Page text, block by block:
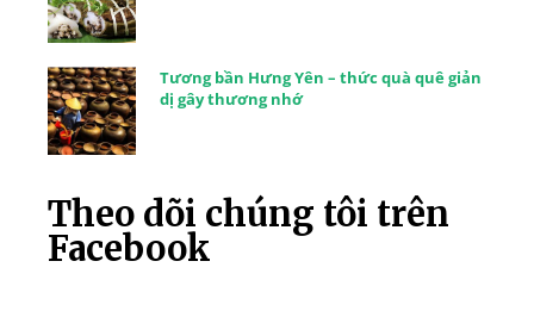
Tương bần Hưng Yên – thức quà quê giản
dị gây thương nhớ
Theo dõi chúng tôi trên
Facebook